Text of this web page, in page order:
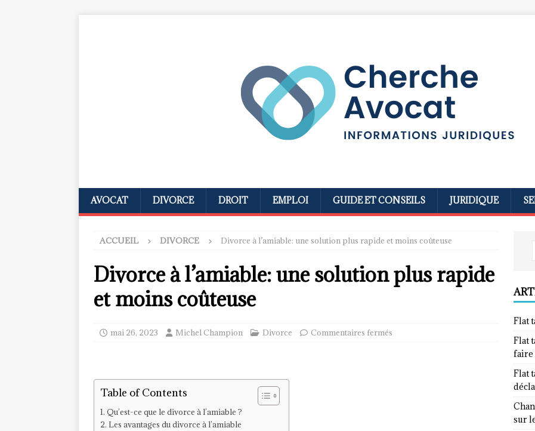
AVOCAT DIVORCE DROIT EMPLOI GUIDE ET CONSEILS JURIDIQUE
ACCUEIL DIVORCE Divorce à l’amiable: une solution plus rapide et moins coûteuse
Divorce à l’amiable: une solution plus rapide
et moins coûteuse
mai 26, 2023 Michel Champion Divorce Commentaires fermés
Table of Contents
Qu’est-ce que le divorce à l’amiable ?
Les avantages du divorce à l’amiable
Flat
Flat
faire
Flat
sur